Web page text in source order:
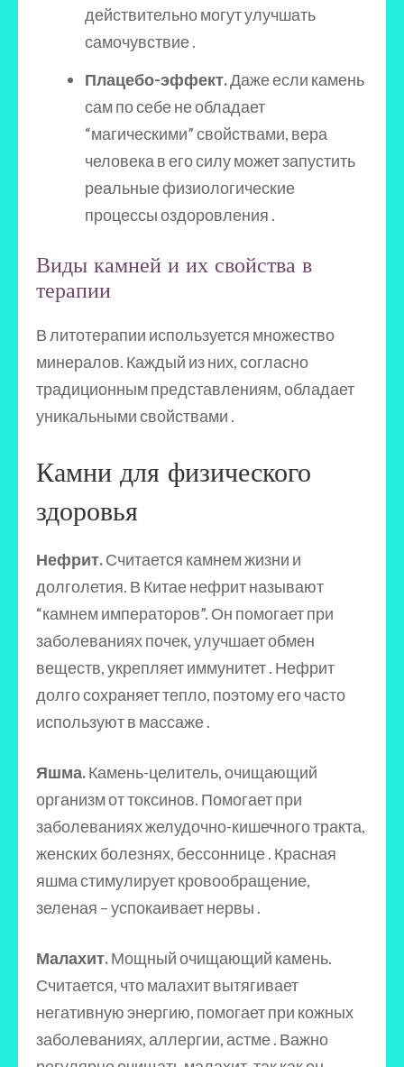
действительно могут улучшать
самочувствие .
Плацебо-эффект.Даже если камень
сам по себе не обладает
“магическими” свойствами, вера
человека в его силу может запустить
реальные физиологические
процессы оздоровления .
Виды камней и их свойства в
терапии
В литотерапии используется множество
минералов. Каждый из них, согласно
традиционным представлениям, обладает
уникальными свойствами .
Камни для физического
здоровья
Нефрит.Считается камнем жизни и
долголетия. В Китае нефрит называют
“камнем императоров”. Он помогает при
заболеваниях почек, улучшает обмен
веществ, укрепляет иммунитет . Нефрит
долго сохраняет тепло, поэтому его часто
используют в массаже .
Яшма.Камень-целитель, очищающий
организм от токсинов. Помогает при
заболеваниях желудочно-кишечного тракта,
женских болезнях, бессоннице . Красная
яшма стимулирует кровообращение,
зеленая – успокаивает нервы .
Малахит.Мощный очищающий камень.
Считается, что малахит вытягивает
негативную энергию, помогает при кожных
заболеваниях, аллергии, астме . Важно